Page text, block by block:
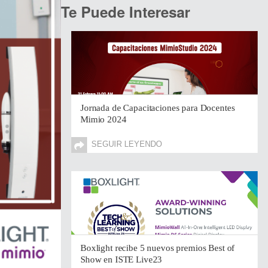
Te Puede Interesar
Jornada de Capacitaciones para Docentes
Mimio 2024
SEGUIR LEYENDO
Boxlight recibe 5 nuevos premios Best of
Show en ISTE Live23